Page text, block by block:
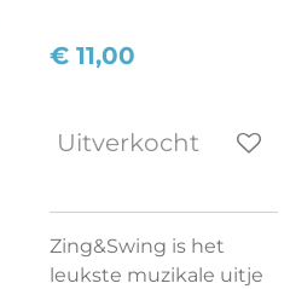
€ 11,00
Uitverkocht
Zing&Swing is het
leukste muzikale uitje